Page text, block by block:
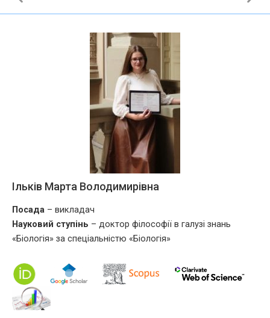
Ільків Марта Володимирівна
Посада – викладач
Науковий ступінь – доктор філософії в галузі знань
«Біологія» за спеціальністю «Біологія»